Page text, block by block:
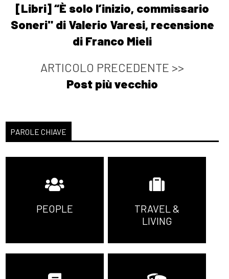
[Libri] “È solo l’inizio, commissario
Soneri" di Valerio Varesi, recensione
di Franco Mieli
ARTICOLO PRECEDENTE >>
Post più vecchio
PAROLE CHIAVE
PEOPLE
TRAVEL &
LIVING